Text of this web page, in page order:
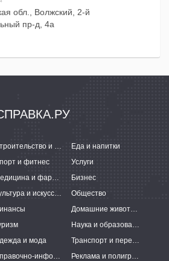
обл., Волжский, 2-й
пр-д, 4а
Строительство и ремонт
Еда и напитки
и фитнес
Услуги
Медицина и фармацевтика
Бизнес
Культура и искусство
Общество
Домашние животные
Наука и образование
и мода
Транспорт и перевозки
Справочно-информационные системы Реклама и полиграфия